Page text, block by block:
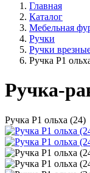
Главная
Каталог
Мебельная
Ручки
Ручки
Ручка Р1
Ручка-
Ручка Р1 ольха (24)